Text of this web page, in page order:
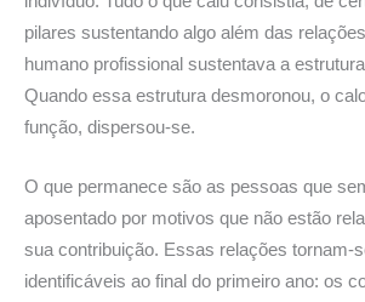
pilares sustentando algo além das
humano profissional sustentava a
Quando essa estrutura desmoronou, o
função, dispersou-se.
O que permanece são as pessoas que
aposentado por motivos que não estão
sua contribuição. Essas relações tornam-
identificáveis ao final do primeiro ano: os